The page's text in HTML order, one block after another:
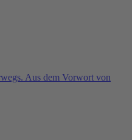
Aus dem Vorwort von